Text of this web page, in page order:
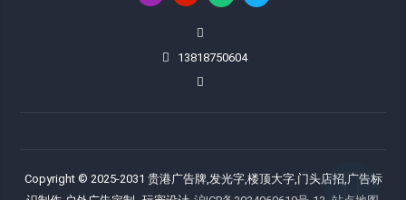
13818750604
Copyright © 2025-2031 贵港广告牌,发光字,楼顶大字,门头店招,广告标